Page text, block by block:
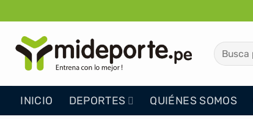
al
contenido
Buscar
por:
INICIO DEPORTES QUIÉNES SOMOS